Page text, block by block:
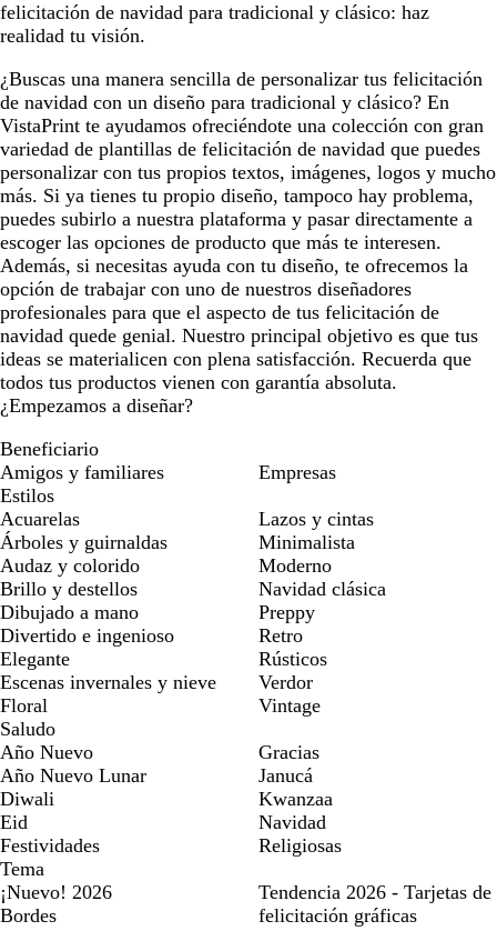
felicitación de navidad para tradicional y clásico: haz
realidad tu visión.
¿Buscas una manera sencilla de personalizar tus felicitación
de navidad con un diseño para tradicional y clásico? En
VistaPrint te ayudamos ofreciéndote una colección con gran
variedad de plantillas de felicitación de navidad que puedes
personalizar con tus propios textos, imágenes, logos y mucho
más. Si ya tienes tu propio diseño, tampoco hay problema,
puedes subirlo a nuestra plataforma y pasar directamente a
escoger las opciones de producto que más te interesen.
Además, si necesitas ayuda con tu diseño, te ofrecemos la
opción de trabajar con uno de nuestros diseñadores
profesionales para que el aspecto de tus felicitación de
navidad quede genial. Nuestro principal objetivo es que tus
ideas se materialicen con plena satisfacción. Recuerda que
todos tus productos vienen con garantía absoluta.
¿Empezamos a diseñar?
Beneficiario
Amigos y familiares
Empresas
Estilos
Acuarelas
Árboles y guirnaldas
Audaz y colorido
Brillo y destellos
Dibujado a mano
Divertido e ingenioso
Elegante
Escenas invernales y nieve
Floral
Lazos y cintas
Minimalista
Moderno
Navidad clásica
Preppy
Retro
Rústicos
Verdor
Vintage
Saludo
Año Nuevo
Año Nuevo Lunar
Diwali
Eid
Festividades
Gracias
Janucá
Kwanzaa
Navidad
Religiosas
Tema
¡Nuevo! 2026
Bordes
Tendencia 2026 - Tarjetas de
felicitación gráficas